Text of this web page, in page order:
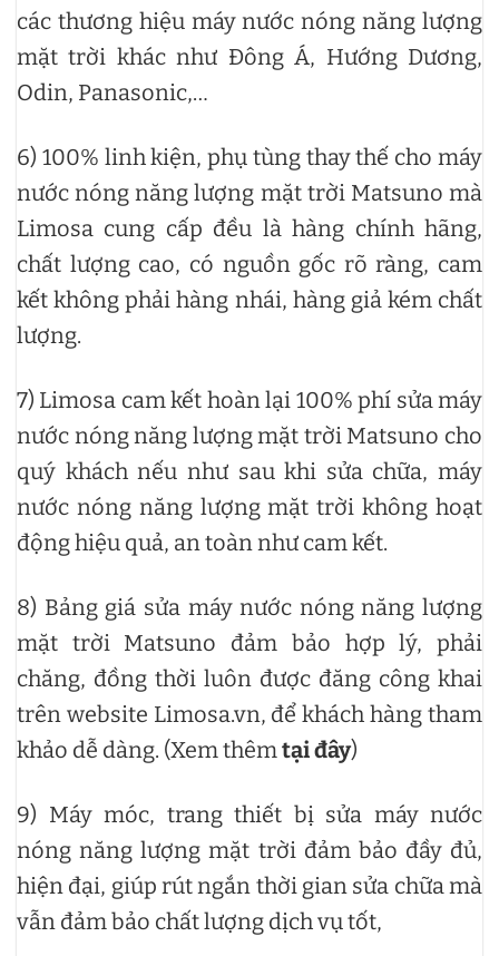
các thương hiệu máy nước nóng năng lượng
mặt trời khác như Đông Á, Hướng Dương,
Odin, Panasonic,…
6) 100% linh kiện, phụ tùng thay thế cho máy
nước nóng năng lượng mặt trời Matsuno mà
Limosa cung cấp đều là hàng chính hãng,
chất lượng cao, có nguồn gốc rõ ràng, cam
kết không phải hàng nhái, hàng giả kém chất
lượng.
7) Limosa cam kết hoàn lại 100% phí sửa máy
nước nóng năng lượng mặt trời Matsuno cho
quý khách nếu như sau khi sửa chữa, máy
nước nóng năng lượng mặt trời không hoạt
động hiệu quả, an toàn như cam kết.
8) Bảng giá sửa máy nước nóng năng lượng
mặt trời Matsuno đảm bảo hợp lý, phải
chăng, đồng thời luôn được đăng công khai
trên website Limosa.vn, để khách hàng tham
khảo dễ dàng. (Xem thêm tại đây)
9) Máy móc, trang thiết bị sửa máy nước
nóng năng lượng mặt trời đảm bảo đầy đủ,
hiện đại, giúp rút ngắn thời gian sửa chữa mà
vẫn đảm bảo chất lượng dịch vụ tốt,